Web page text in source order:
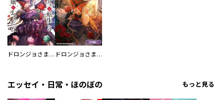
ドロンジョさまは転生しても悪役令嬢のままだった ドロンジョさまは転生しても悪役令嬢のままだった【分冊版】
エッセイ・日常・ほのぼの もっと見る